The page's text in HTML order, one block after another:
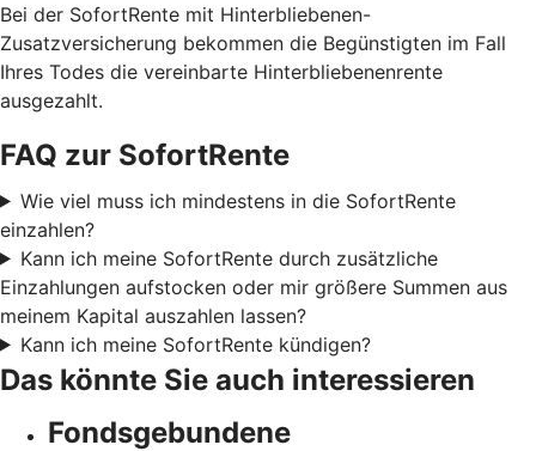
Bei der SofortRente mit Hinterbliebenen-
Zusatzversicherung bekommen die Begünstigten im Fall
Ihres Todes die vereinbarte Hinterbliebenenrente
ausgezahlt.
FAQ zur SofortRente
Wie viel muss ich mindestens in die SofortRente
einzahlen?
Kann ich meine SofortRente durch zusätzliche
Einzahlungen aufstocken oder mir größere Summen aus
meinem Kapital auszahlen lassen?
Kann ich meine SofortRente kündigen?
Das könnte Sie auch interessieren
Fondsgebundene